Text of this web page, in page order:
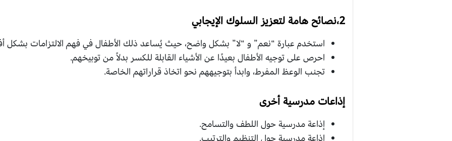
2،نصائح هامة لتعزيز السلوك الإيجابي
استخدم عبارة “نعم” و “لا” بشكل واضح، حيث يُساعد ذلك الأطفال في فهم الالتزامات بشكل
احرص على توجيه الأطفال بعيدًا عن الأشياء القابلة للكسر بدلاً من توبيخهم.
تجنب الوعظ المفرط، وابدأ بتوجيههم نحو اتخاذ قراراتهم الخاصة.
إذاعات مدرسية أخرى
إذاعة مدرسية حول اللطف والتسامح.
إذاعة مدرسية حول التنظيم والترتيب.